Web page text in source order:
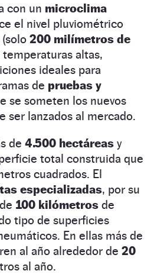
con un microclima
el nivel pluviométrico
200 milímetros de
temperaturas altas,
ideales para
de pruebas y
se someten los nuevos
ser lanzados al mercado.
de 4.500 hectáreas y
total construida que
cuadrados. El
especializadas, por su
100 kilómetros de
tipo de superficies
En ellas más de
al año alrededor de 20
al año.